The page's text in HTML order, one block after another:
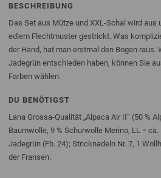
BESCHREIBUNG
Das Set aus Mütze und XXL-Schal wird
edlem Flechtmuster gestrickt. Was
der Hand, hat man erstmal den Bogen raus.
Jadegrün entschieden haben, können Sie
Farben wählen.
DU BENÖTIGST
Lana Grossa-Qualität „Alpaca Air II“ (50 %
Baumwolle, 9 % Schurwolle Merino, LL =
Jadegrün (Fb. 24); Stricknadeln Nr. 7, 1
der Fransen.